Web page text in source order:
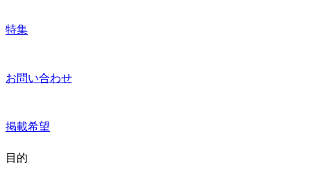
特集
お問い合わせ
掲載希望
目的